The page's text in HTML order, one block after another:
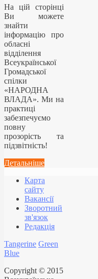
На цій сторінці
Ви можете
знайти
інформацію про
обласні
відділення
Всеукраїнської
Громадської
спілки
«НАРОДНА
ВЛАДА». Ми на
практиці
забезпечуємо
повну
прозорість та
підзвітність!
Детальніше
Карта
сайту
Вакансії
Зворотний
зв'язок
Редакція
Tangerine Green
Blue
Copyright © 2015